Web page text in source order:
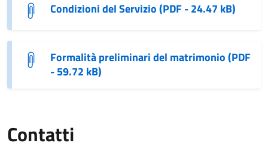
Condizioni del Servizio (PDF - 24.47 kB)
Formalità preliminari del matrimonio (PDF
- 59.72 kB)
Contatti